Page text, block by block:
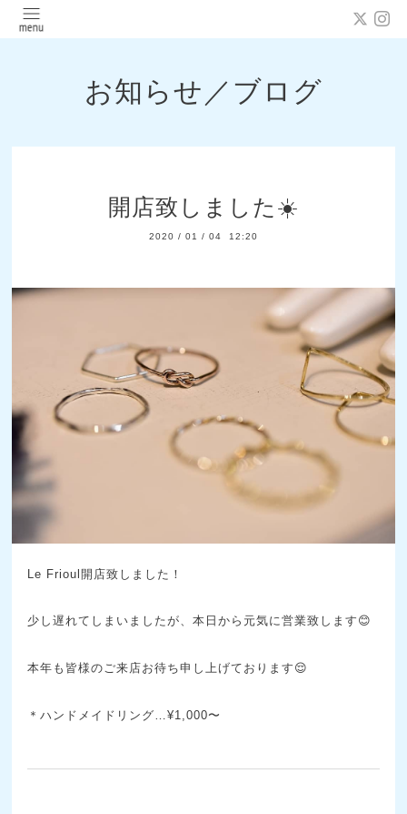
お知らせ／ブログ
開店致しました☀️
2020 / 01 / 04 12:20
Le Frioul開店致しました！
少し遅れてしまいましたが、本日から元気に営業致します😊
本年も皆様のご来店お待ち申し上げております😌
＊ハンドメイドリング…¥1,000〜